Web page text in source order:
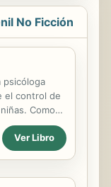
No Ficción
psicóloga
el control de
Como
Filipo a
puede ser
le pasa
Descubre
Ver Libro